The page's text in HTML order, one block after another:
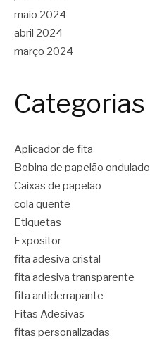
maio 2024
abril 2024
março 2024
Categorias
Aplicador de fita
Bobina de papelão ondulado
Caixas de papelão
cola quente
Etiquetas
Expositor
fita adesiva cristal
fita adesiva transparente
fita antiderrapante
Fitas Adesivas
fitas personalizadas